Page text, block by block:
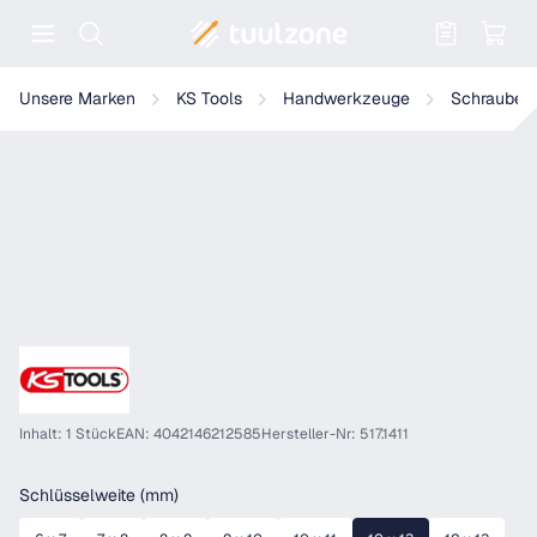
Unsere Marken KS Tools Handwerkzeuge
KS Tools Doppelmaul-Kraftschlüssel
Inhalt: 1 StückEAN: 4042146212585Hersteller-Nr: 517.1411
Schlüsselweite (mm)auswählen